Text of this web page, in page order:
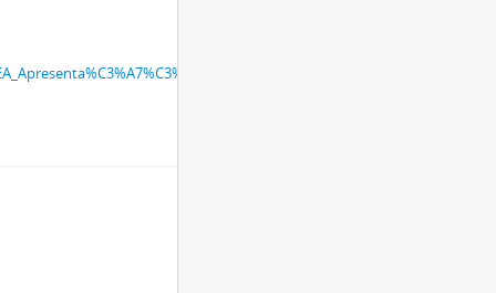
72fa7e90-